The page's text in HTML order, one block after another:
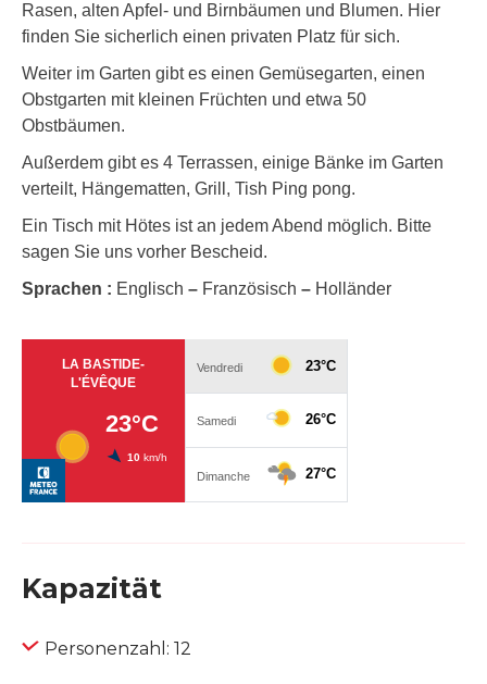
Rasen, alten Apfel- und Birnbäumen und Blumen. Hier
finden Sie sicherlich einen privaten Platz für sich.
Weiter im Garten gibt es einen Gemüsegarten, einen
Obstgarten mit kleinen Früchten und etwa 50
Obstbäumen.
Außerdem gibt es 4 Terrassen, einige Bänke im Garten
verteilt, Hängematten, Grill, Tish Ping pong.
Ein Tisch mit Hötes ist an jedem Abend möglich. Bitte
sagen Sie uns vorher Bescheid.
Sprachen : Englisch – Französisch – Holländer
Kapazität
Personenzahl: 12